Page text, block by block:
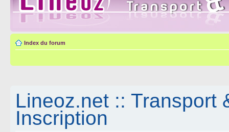
Index du forum
Lineoz.net :: Transport
Inscription